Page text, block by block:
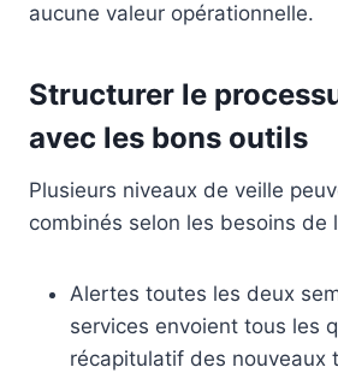
aucune valeur opérationnelle.
Structurer le
avec les bons outils
Plusieurs niveaux de veille
combinés selon les besoins de
Alertes toutes les deux
services envoient tous les
récapitulatif des nouveaux